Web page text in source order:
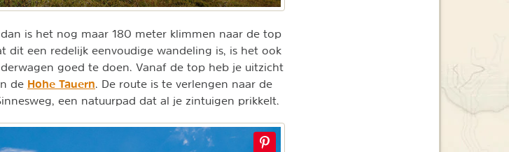
dan is het nog maar 180 meter klimmen naar de top
dit een redelijk eenvoudige wandeling is, is het ook
goed te doen. Vanaf de top heb je uitzicht
de Hohe Tauern. De route is te verlengen naar de
een natuurpad dat al je zintuigen prikkelt.